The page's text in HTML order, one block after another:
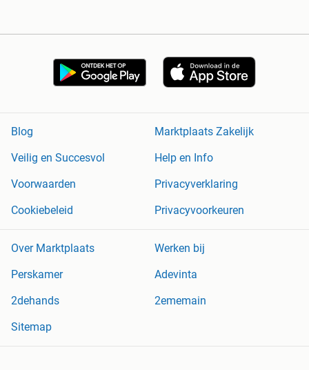
Blog
Marktplaats Zakelijk
Veilig en Succesvol
Help en Info
Voorwaarden
Privacyverklaring
Cookiebeleid
Privacyvoorkeuren
Over Marktplaats
Werken bij
Perskamer
Adevinta
2dehands
2ememain
Sitemap